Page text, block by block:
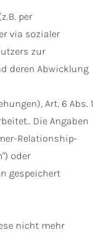
per
via sozialer
zur
deren Abwicklung
Art. 6 Abs. 1
Die Angaben
Relationship-
oder
gespeichert
nicht mehr